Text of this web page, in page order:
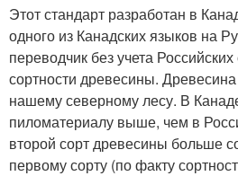
Этот стандарт разработан в
одного из Канадских языков на
переводчик без учета
сортности древесины.
нашему северному лесу. В
пиломатериалу выше, чем в
второй сорт древесины больше
первому сорту (по факту